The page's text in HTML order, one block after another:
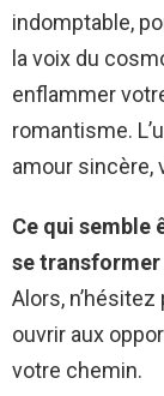
indomptable,
la voix du
enflammer
romantisme.
amour sincère,
Ce qui semble
se transformer
Alors,
ouvrir aux
votre chemin.